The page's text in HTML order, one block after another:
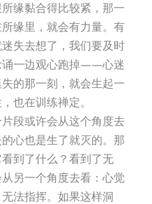
缘黏合得比较紧，那一
缘里，就会有力量。有
失去想了，我们要及时
诵一边观心跑掉——心迷
的那一刻，就会生起一
也在训练禅定。
段或许会从这个角度去
心也是生了就灭的。那
到了什么？看到了无
另一个角度去看：心觉
法指挥。如果这样洞